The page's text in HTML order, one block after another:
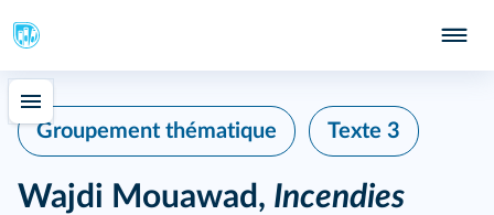
Groupement thématique Texte 3
Wajdi Mouawad, Incendies